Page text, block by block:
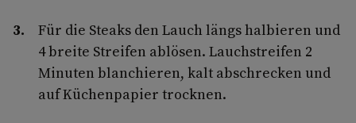
Für die Steaks den Lauch längs halbieren und
4 breite Streifen ablösen. Lauchstreifen 2
Minuten blanchieren, kalt abschrecken und
auf Küchenpapier trocknen.